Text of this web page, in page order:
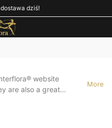
dziś!
website
are also a great
More